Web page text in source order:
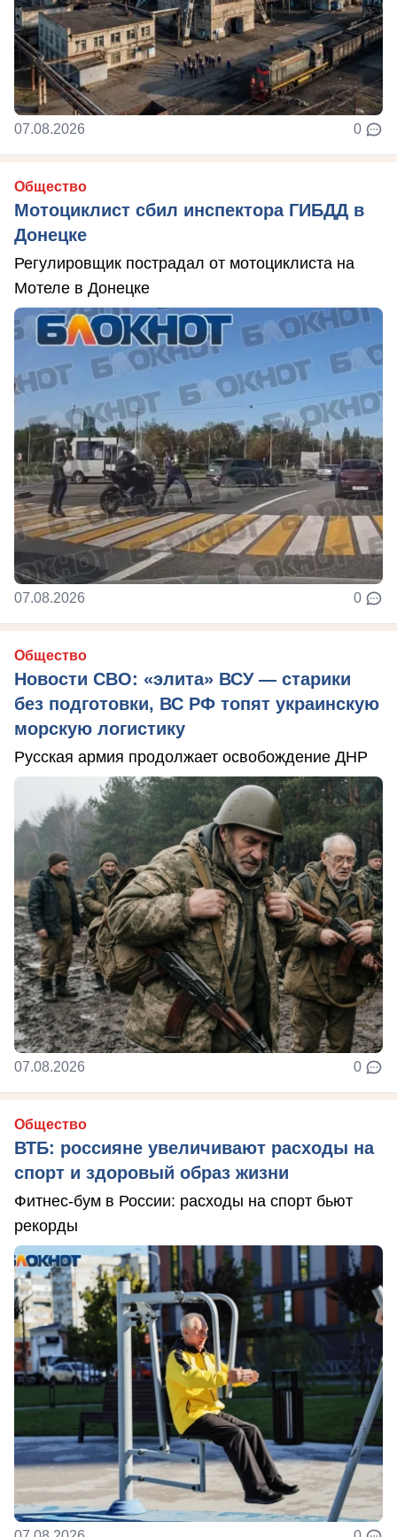
07.08.2026 0
Общество
Мотоциклист сбил инспектора ГИБДД в
Донецке
Регулировщик пострадал от мотоциклиста на
Мотеле в Донецке
07.08.2026 0
Общество
Новости СВО: «элита» ВСУ — старики
без подготовки, ВС РФ топят украинскую
морскую логистику
Русская армия продолжает освобождение ДНР
07.08.2026 0
Общество
ВТБ: россияне увеличивают расходы на
спорт и здоровый образ жизни
Фитнес-бум в России: расходы на спорт бьют
рекорды